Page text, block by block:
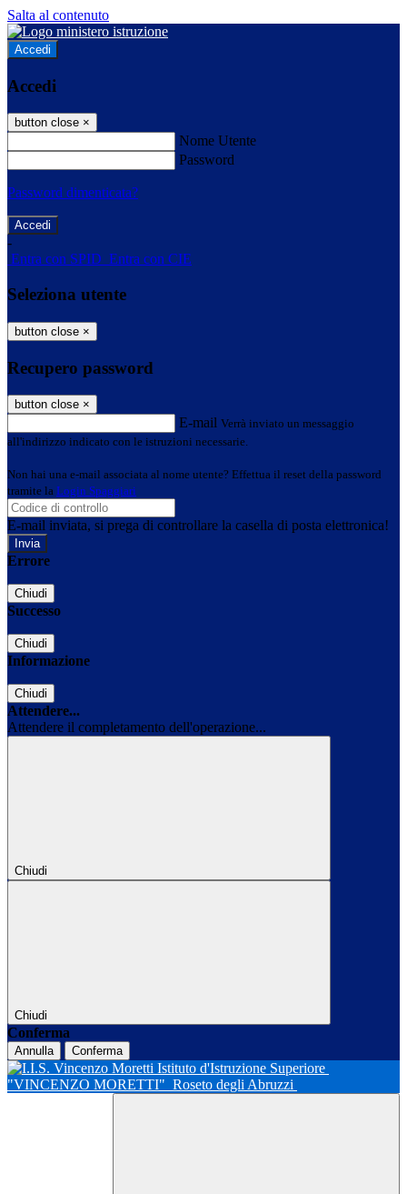
Salta al contenuto
Accedi
Accedi
button close ×
Nome Utente
Password
Password dimenticata?
-
Entra con SPID Entra con CIE
Seleziona utente
button close ×
Recupero password
button close ×
E-mail Verrà inviato un messaggio
all'indirizzo indicato con le istruzioni necessarie.
Non hai una e-mail associata al nome utente? Effettua il reset della password
tramite la Login Spaggiari
E-mail inviata, si prega di controllare la casella di posta elettronica!
Errore
Chiudi
Successo
Chiudi
Informazione
Chiudi
Attendere...
Attendere il completamento dell'operazione...
Chiudi
Chiudi
Conferma
Annulla Conferma
Istituto d'Istruzione Superiore
"VINCENZO MORETTI" Roseto degli Abruzzi